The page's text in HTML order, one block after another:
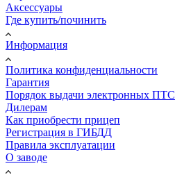
Аксессуары
Где купить/починить
Информация
Политика конфиденциальности
Гарантия
Порядок выдачи электронных ПТС
Дилерам
Как приобрести прицеп
Регистрация в ГИБДД
Правила эксплуатации
О заводе